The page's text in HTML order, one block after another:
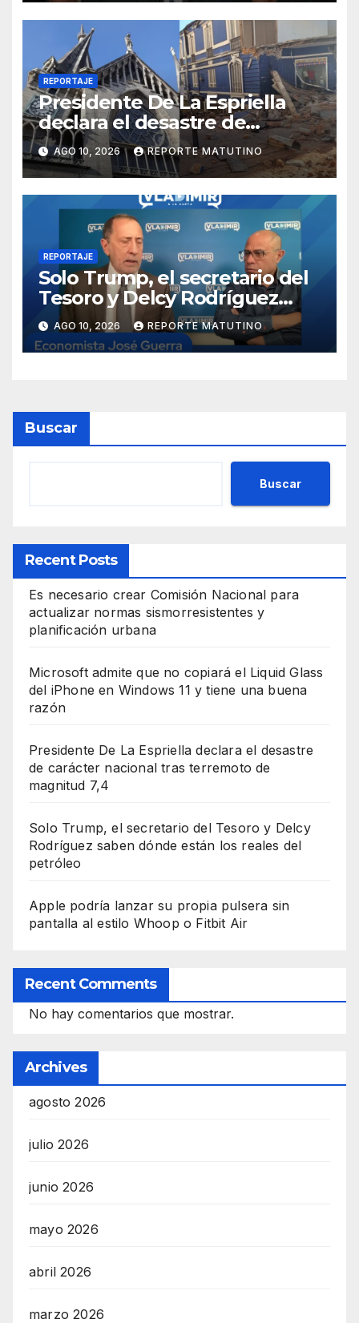
REPORTAJE
Presidente De La Espriella
declara el desastre de
carácter nacional tras
terremoto de magnitud 7,4
AGO 10, 2026 REPORTE MATUTINO
REPORTAJE
Solo Trump, el secretario del
Tesoro y Delcy Rodríguez
saben dónde están los reales
del petróleo
AGO 10, 2026 REPORTE MATUTINO
Buscar
Buscar
Recent Posts
Es necesario crear Comisión Nacional para
actualizar normas sismorresistentes y
planificación urbana
Microsoft admite que no copiará el Liquid Glass
del iPhone en Windows 11 y tiene una buena
razón
Presidente De La Espriella declara el desastre
de carácter nacional tras terremoto de
magnitud 7,4
Solo Trump, el secretario del Tesoro y Delcy
Rodríguez saben dónde están los reales del
petróleo
Apple podría lanzar su propia pulsera sin
pantalla al estilo Whoop o Fitbit Air
Recent Comments
No hay comentarios que mostrar.
Archives
agosto 2026
julio 2026
junio 2026
mayo 2026
abril 2026
marzo 2026